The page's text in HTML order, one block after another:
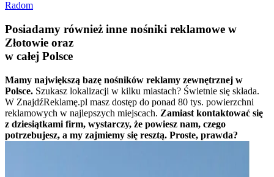
Radom
Posiadamy również inne nośniki reklamowe w
Złotowie oraz
w całej Polsce
Mamy największą bazę nośników reklamy zewnętrznej w
Polsce. Szukasz lokalizacji w kilku miastach? Świetnie się składa.
W ZnajdźReklamę.pl masz dostęp do ponad 80 tys. powierzchni
reklamowych w najlepszych miejscach. Zamiast kontaktować się
z dziesiątkami firm, wystarczy, że powiesz nam, czego
potrzebujesz, a my zajmiemy się resztą. Proste, prawda?